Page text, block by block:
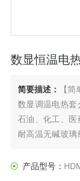
数显恒温电
简要描述：
【简
数显调温电热套
石油、化工、
耐高温无碱玻
快，无明火，加
产品型号：